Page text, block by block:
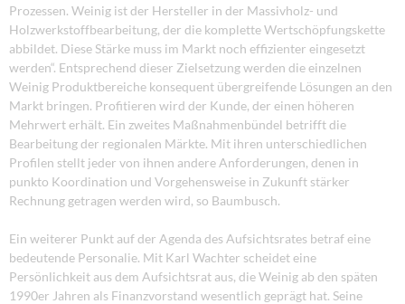
Prozessen. Weinig ist der Hersteller in der Massivholz- und
Holzwerkstoffbearbeitung, der die komplette Wertschöpfungskette
abbildet. Diese Stärke muss im Markt noch effizienter eingesetzt
werden“. Entsprechend dieser Zielsetzung werden die einzelnen
Weinig Produktbereiche konsequent übergreifende Lösungen an den
Markt bringen. Profitieren wird der Kunde, der einen höheren
Mehrwert erhält. Ein zweites Maßnahmenbündel betrifft die
Bearbeitung der regionalen Märkte. Mit ihren unterschiedlichen
Profilen stellt jeder von ihnen andere Anforderungen, denen in
punkto Koordination und Vorgehensweise in Zukunft stärker
Rechnung getragen werden wird, so Baumbusch.
Ein weiterer Punkt auf der Agenda des Aufsichtsrates betraf eine
bedeutende Personalie. Mit Karl Wachter scheidet eine
Persönlichkeit aus dem Aufsichtsrat aus, die Weinig ab den späten
1990er Jahren als Finanzvorstand wesentlich geprägt hat. Seine